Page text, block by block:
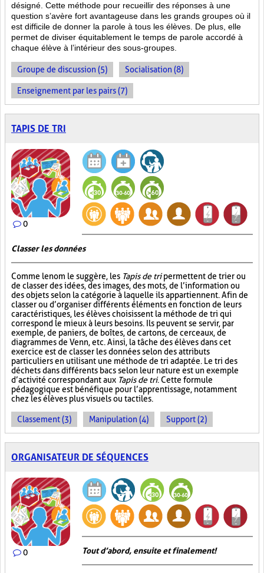
désigné. Cette méthode pour recueillir des réponses à une
question s’avère fort avantageuse dans les grands groupes où il
est difficile de donner la parole à tous les élèves. De plus, elle
permet de diviser équitablement le temps de parole accordé à
chaque élève à l’intérieur des sous-groupes.
Groupe de discussion (5) Socialisation (8)
Enseignement par les pairs (7)
TAPIS DE TRI
0
Classer les données
Comme le nom le suggère, les Tapis de tripermettent de trier ou
de classer des idées, des images, des mots, de l’information ou
des objets selon la catégorie à laquelle ils appartiennent. Afin de
classer ou d’organiser différents éléments en fonction de leurs
caractéristiques, les élèves choisissent la méthode de tri qui
correspond le mieux à leurs besoins. Ils peuvent se servir, par
exemple, de paniers, de boîtes, de cartons, de cerceaux, de
diagrammes de Venn, etc. Ainsi, la tâche des élèves dans cet
exercice est de classer les données selon des attributs
particuliers en utilisant une méthode de tri adaptée. Le tri des
déchets dans différents bacs selon leur nature est un exemple
d’activité correspondant aux Tapis de tri. Cette formule
pédagogique est bénéfique pour l’apprentissage, notamment
chez les élèves plus visuels ou tactiles.
Classement (3) Manipulation (4) Support (2)
ORGANISATEUR DE SÉQUENCES
0 Tout d’abord, ensuite et finalement!